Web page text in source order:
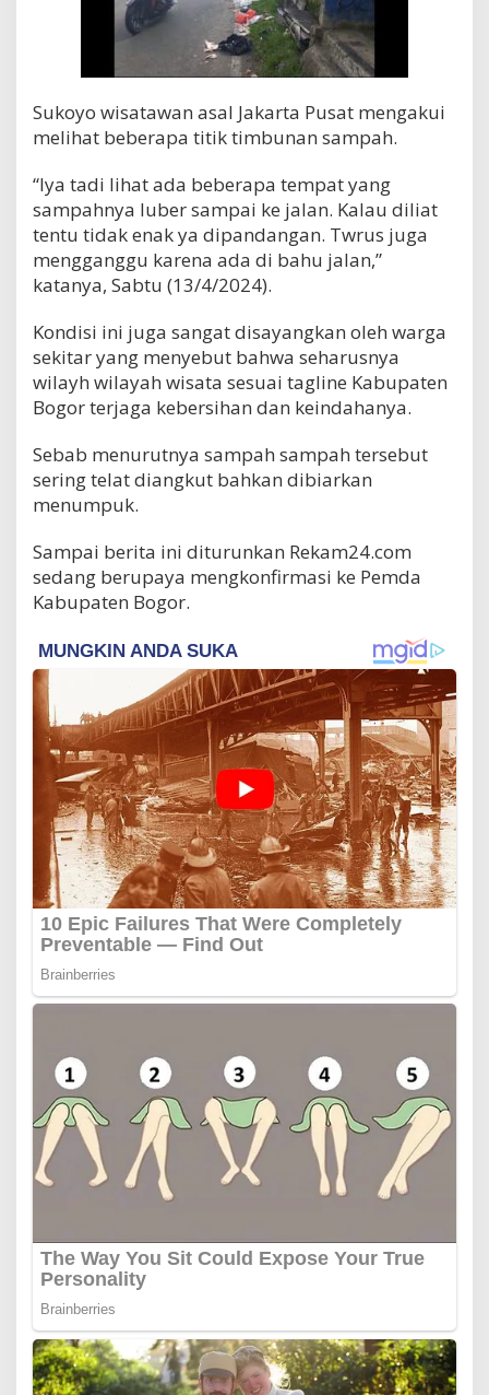
Sukoyo wisatawan asal Jakarta Pusat mengakui
melihat beberapa titik timbunan sampah.
“Iya tadi lihat ada beberapa tempat yang
sampahnya luber sampai ke jalan. Kalau diliat
tentu tidak enak ya dipandangan. Twrus juga
mengganggu karena ada di bahu jalan,”
katanya, Sabtu (13/4/2024).
Kondisi ini juga sangat disayangkan oleh warga
sekitar yang menyebut bahwa seharusnya
wilayh wilayah wisata sesuai tagline Kabupaten
Bogor terjaga kebersihan dan keindahanya.
Sebab menurutnya sampah sampah tersebut
sering telat diangkut bahkan dibiarkan
menumpuk.
Sampai berita ini diturunkan Rekam24.com
sedang berupaya mengkonfirmasi ke Pemda
Kabupaten Bogor.